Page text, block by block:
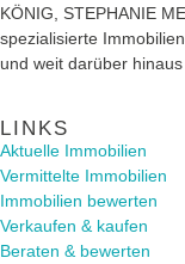
KÖNIG, STEPHANIE
spezialisierte
und weit darüber hinaus
LINKS
Aktuelle Immobilien
Vermittelte Immobilien
Immobilien bewerten
Verkaufen & kaufen
Beraten & bewerten